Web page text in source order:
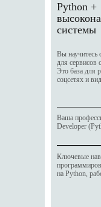
Вы научитесь
для сервисов
Это база для
соцсетях и
Ваша
Developer
Ключевые
на Python,
Python +
системы